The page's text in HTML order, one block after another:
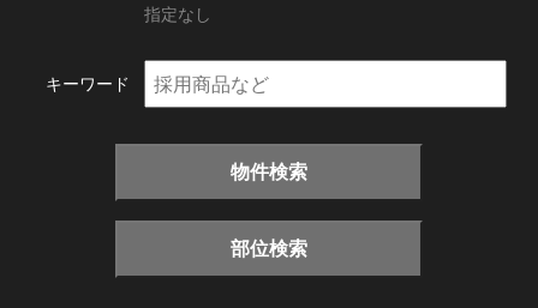
指定なし
キーワード
物件検索
部位検索